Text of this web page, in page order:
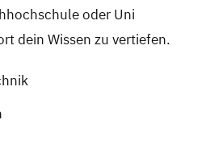
oder Uni
dein Wissen zu vertiefen.